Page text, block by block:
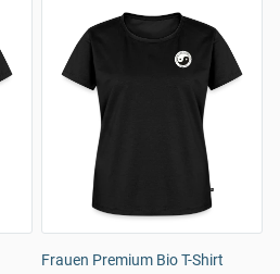
Frauen Premium Bio T-Shirt